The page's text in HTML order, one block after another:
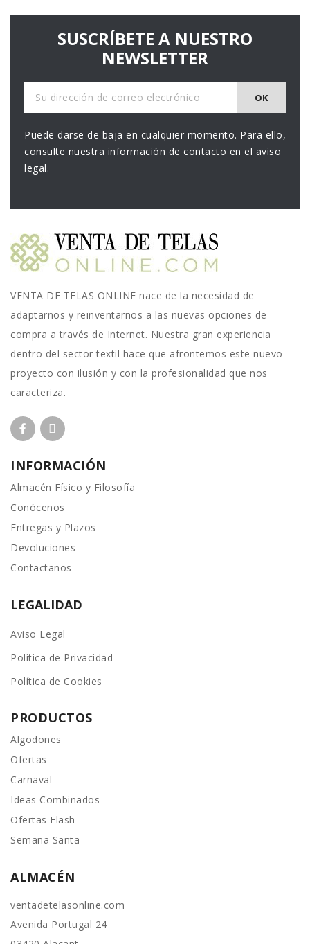
SUSCRÍBETE A NUESTRO
NEWSLETTER
Puede darse de baja en cualquier momento. Para ello,
consulte nuestra información de contacto en el aviso
legal.
VENTA DE TELAS ONLINE nace de la necesidad de
adaptarnos y reinventarnos a las nuevas opciones de
compra a través de Internet. Nuestra gran experiencia
dentro del sector textil hace que afrontemos este nuevo
proyecto con ilusión y con la profesionalidad que nos
caracteriza.
INFORMACIÓN
Almacén Físico y Filosofía
Conócenos
Entregas y Plazos
Devoluciones
Contactanos
LEGALIDAD
Aviso Legal
Política de Privacidad
Política de Cookies
PRODUCTOS
Algodones
Ofertas
Carnaval
Ideas Combinados
Ofertas Flash
Semana Santa
ALMACÉN
ventadetelasonline.com
Avenida Portugal 24